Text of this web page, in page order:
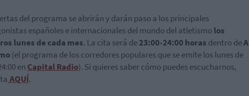
del programa se abrirán y darán paso a los principales
españoles e internacionales del mundo del atletismo los
lunes de cada mes. La cita será de23:00-24:00 horas dentro deA
(el programa de los corredores populares que se emite los lunes de
en Capital Radio). Si quieres saber cómo puedes escucharnos,
AQUÍ.